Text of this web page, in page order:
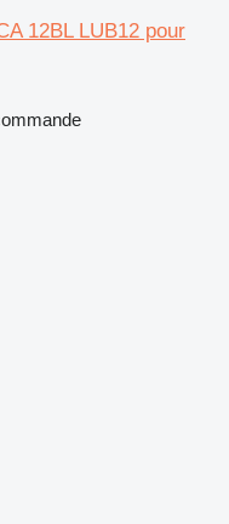
12BL LUB12 pour